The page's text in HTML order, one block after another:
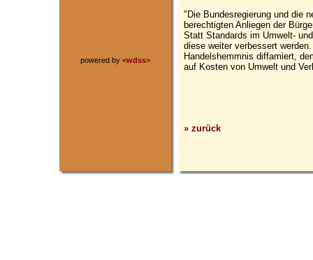
powered by <wdss>
"Die Bundesregierung und die
berechtigten Anliegen der
Statt Standards im Umwelt-
diese weiter verbessert
Handelshemmnis diffamiert,
auf Kosten von Umwelt und
» zurück